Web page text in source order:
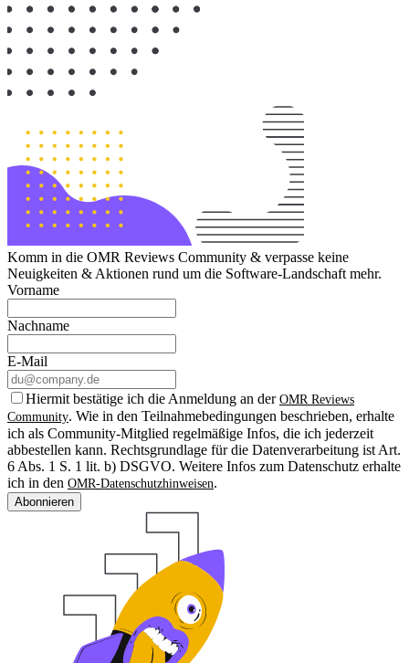
Komm in die OMR Reviews Community & verpasse keine
Neuigkeiten & Aktionen rund um die Software-Landschaft mehr.
Vorname
Nachname
E-Mail
Hiermit bestätige ich die Anmeldung an der OMR Reviews
Community. Wie in den Teilnahmebedingungen beschrieben, erhalte
ich als Community-Mitglied regelmäßige Infos, die ich jederzeit
abbestellen kann. Rechtsgrundlage für die Datenverarbeitung ist Art.
6 Abs. 1 S. 1 lit. b) DSGVO. Weitere Infos zum Datenschutz erhalte
ich in den OMR-Datenschutzhinweisen.
Abonnieren